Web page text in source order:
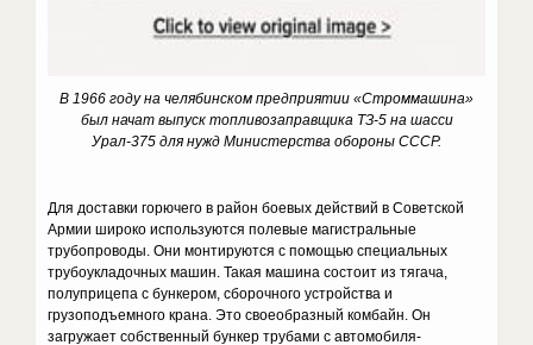
В 1966 году на челябинском предприятии «Строммашина»
был начат выпуск топливозаправщика ТЗ-5 на шасси
Урал-375 для нужд Министерства обороны СССР.
Для доставки горючего в район боевых действий в Советской
Армии широко используются полевые магистральные
трубопроводы. Они монтируются с помощью специальных
трубоукладочных машин. Такая машина состоит из тягача,
полуприцепа с бункером, сборочного устройства и
грузоподъемного крана. Это своеобразный комбайн. Он
загружает собственный бункер трубами с автомобиля-